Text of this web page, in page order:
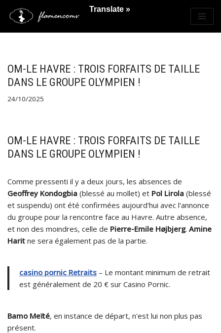
Saltar
OM-LE HAVRE : TROIS FORFAITS DE TAILLE
DANS LE GROUPE OLYMPIEN !
24/10/2025
OM-LE HAVRE : TROIS FORFAITS DE TAILLE
DANS LE GROUPE OLYMPIEN !
Comme pressenti il y a deux jours, les absences de
Geoffrey Kondogbia (blessé au mollet) et Pol Lirola (blessé
et suspendu) ont été confirmées aujourd'hui avec l'annonce
du groupe pour la rencontre face au Havre. Autre absence,
et non des moindres, celle de Pierre-Emile Højbjerg. Amine
Harit ne sera également pas de la partie.
casino pornic Retraits – Le montant minimum de retrait
est généralement de 20 € sur Casino Pornic.
Bamo Meïté, en instance de départ, n'est lui non plus pas
présent.
Translate »